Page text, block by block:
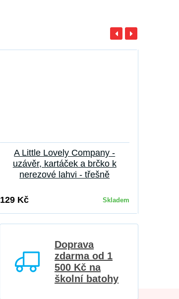
A Little Lovely Company -
uzávěr, kartáček a brčko k
nerezové lahvi - třešně
129 Kč Skladem
Doprava
zdarma od 1
500 Kč na
školní batohy